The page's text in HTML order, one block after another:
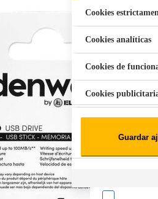
Aspiradora Quitamanchas 450W
Cookies
Cookies analíticas
Cookies de
Cookies
Guardar